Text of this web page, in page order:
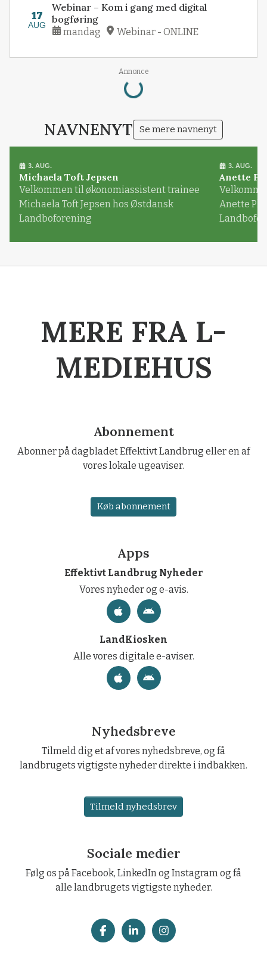
17
AUG
Webinar – Kom i gang med digital
bogføring
mandag Webinar - ONLINE
Annonce
Loading...
NAVNENYT Se mere navnenyt
3. AUG.
Michaela Toft Jepsen
Velkommen til økonomiassistent trainee
Michaela Toft Jepsen hos Østdansk
Landboforening
3. AUG.
Anette
Anette
MERE FRA L-
MEDIEHUS
Abonnement
Abonner på dagbladet Effektivt Landbrug eller en af
vores lokale ugeaviser.
Køb abonnement
Apps
Effektivt Landbrug Nyheder
Vores nyheder og e-avis.
LandKiosken
Alle vores digitale e-aviser.
Nyhedsbreve
Tilmeld dig et af vores nyhedsbreve, og få
landbrugets vigtigste nyheder direkte i indbakken.
Tilmeld nyhedsbrev
Sociale medier
Følg os på Facebook, LinkedIn og Instagram og få
alle landbrugets vigtigste nyheder.